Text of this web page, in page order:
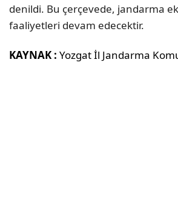
denildi. Bu çerçevede, jandarma
faaliyetleri devam edecektir.
KAYNAK : Yozgat İl Jandarma